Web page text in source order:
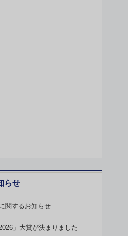
らせ
関するお知らせ
」大賞が決まりました